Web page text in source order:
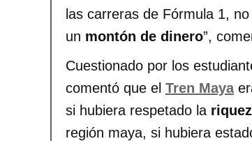
las carreras de Fórmula 1,
un montón de dinero”,
Cuestionado por los
comentó que el Tren Maya
si hubiera respetado la
región maya, si hubiera